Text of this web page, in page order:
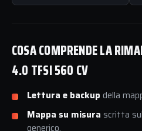
COSA COMPRENDE LA
4.0 TFSI 560 CV
Lettura e backup della
Mappa su misura scritta
generico.